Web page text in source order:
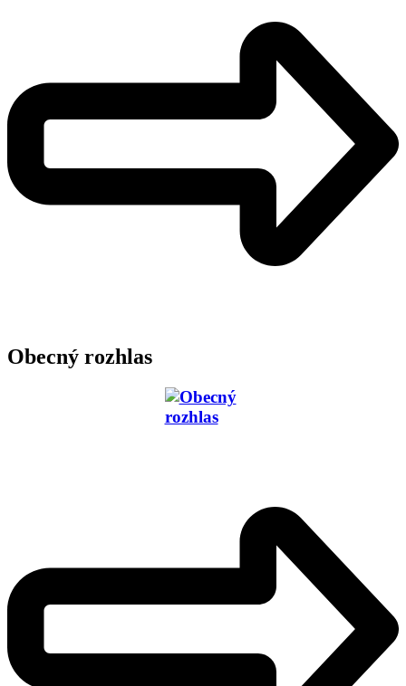
Obecný rozhlas